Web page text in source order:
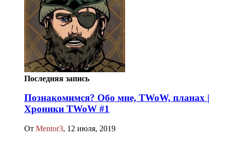
Последняя запись
Познакомимся? Обо мне, TWoW, планах |
Хроники TWoW #1
От Mentor3, 12 июля, 2019